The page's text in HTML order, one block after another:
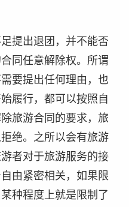
提出退团，并不能否
同任意解除权。所谓
要提出任何理由，也
履行，都可以按照自
旅游合同的要求，旅
绝。之所以会有旅游
者对于旅游服务的接
由紧密相关，如果限
种程度上就是限制了